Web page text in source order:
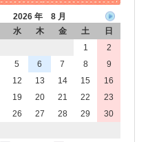
2026 年 8 月
水 木 金 土
日
1
2
5 6 7 8
9
12 13 14 15
16
19 20 21 22
23
26 27 28 29
30